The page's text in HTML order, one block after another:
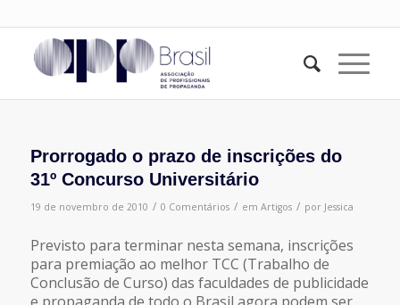
Prorrogado o prazo de inscrições do
31º Concurso Universitário
19 de novembro de 2010 / 0 Comentários / em Artigos / por Jessica
Previsto para terminar nesta semana, inscrições
para premiação ao melhor TCC (Trabalho de
Conclusão de Curso) das faculdades de publicidade
e propaganda de todo o Brasil agora podem ser